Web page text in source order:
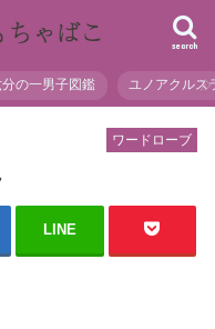
search
分の一男子図鑑 ユノアクルス
ワードローブ
LINE